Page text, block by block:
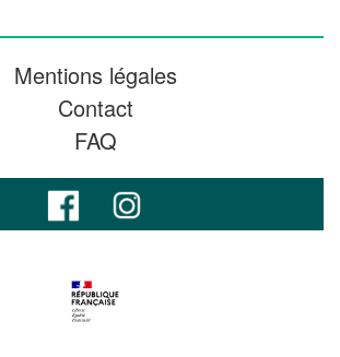
Mentions légales
Contact
FAQ